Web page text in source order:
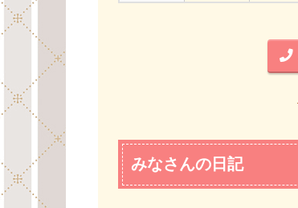
みなさんの日記